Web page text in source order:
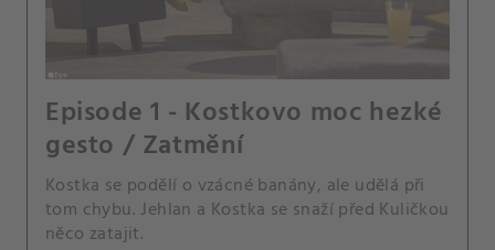
Episode 1 - Kostkovo moc hezké
gesto / Zatmění
Kostka se podělí o vzácné banány, ale udělá při
tom chybu. Jehlan a Kostka se snaží před Kuličkou
něco zatajit.